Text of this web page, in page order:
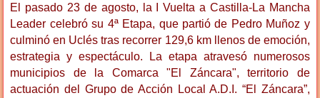
El pasado 23 de agosto, la I Vuelta a Castilla-La Mancha
Leader celebró su 4ª Etapa, que partió de Pedro Muñoz y
culminó en Uclés tras recorrer 129,6 km llenos de emoción,
estrategia y espectáculo. La etapa atravesó numerosos
municipios de la Comarca "El Záncara", territorio de
actuación del Grupo de Acción Local A.D.I. “El Záncara”,